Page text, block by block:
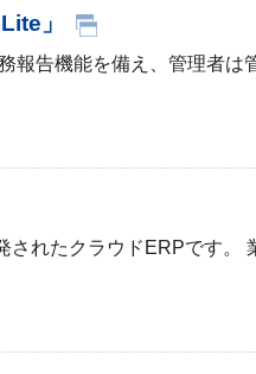
」
告機能を備え、管理者
れたクラウドERPです。